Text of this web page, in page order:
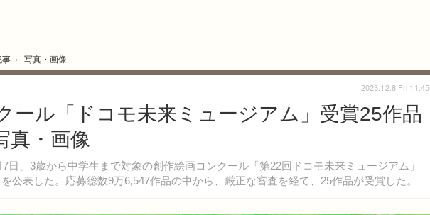
事 › 写真・画像
ール「ドコモ未来ミュージアム」受賞25作品
真・画像
、3歳から中学生まで対象の創作絵画コンクール「第22回ドコモ未来ミュージアム」
公表した。応募総数9万6,547作品の中から、厳正な審査を経て、25作品が受賞した。
2023.12.8 Fri 11:45